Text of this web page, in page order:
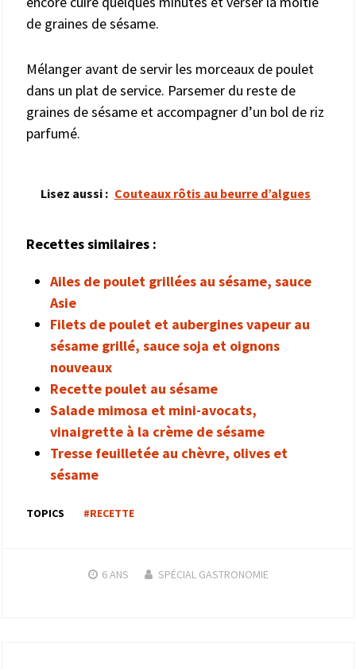
de graines de sésame.
Mélanger avant de servir les morceaux de poulet
dans un plat de service. Parsemer du reste de
graines de sésame et accompagner d’un bol de riz
parfumé.
Lisez aussi : Couteaux rôtis au beurre d’algues
Recettes similaires :
Ailes de poulet grillées au sésame, sauce
Asie
Filets de poulet et aubergines vapeur au
sésame grillé, sauce soja et oignons
nouveaux
Recette poulet au sésame
Salade mimosa et mini-avocats,
vinaigrette à la crème de sésame
Tresse feuilletée au chèvre, olives et
sésame
TOPICS #RECETTE
6 ANS SPÉCIAL GASTRONOMIE